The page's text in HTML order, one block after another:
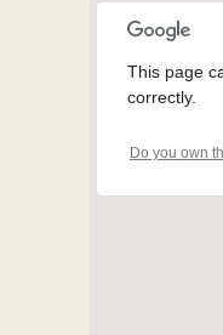
This page
correctly.
Do you own